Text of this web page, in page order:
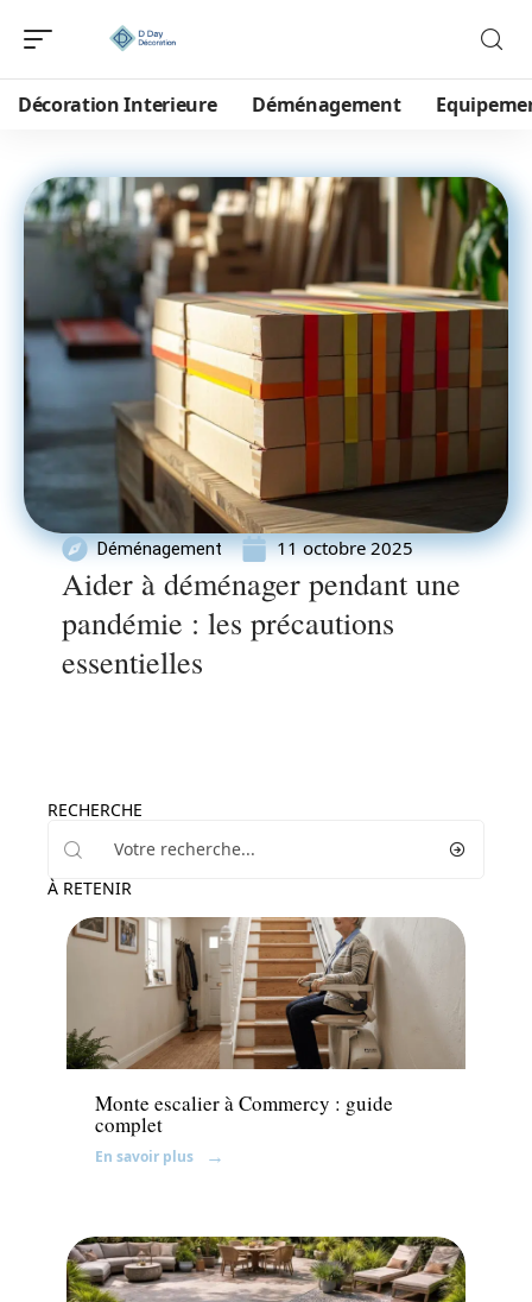
Décoration Interieure Déménagement
Déménagement 11 octobre 2025
Aider à déménager pendant une
pandémie : les précautions
essentielles
RECHERCHE
À RETENIR
Equipement
Monte escalier à Commercy : guide
complet
En savoir plus